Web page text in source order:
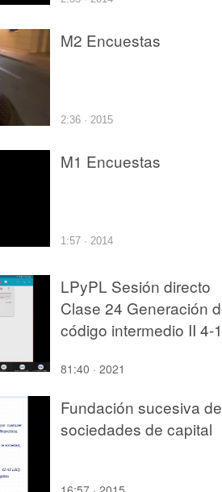
M2 Encuestas
2:36 · 2015
M1 Encuestas
1:57 · 2014
LPyPL Sesión directo
Clase 24 Generación
código intermedio II 4-
81:40 · 2021
Fundación sucesiva de
sociedades de capital